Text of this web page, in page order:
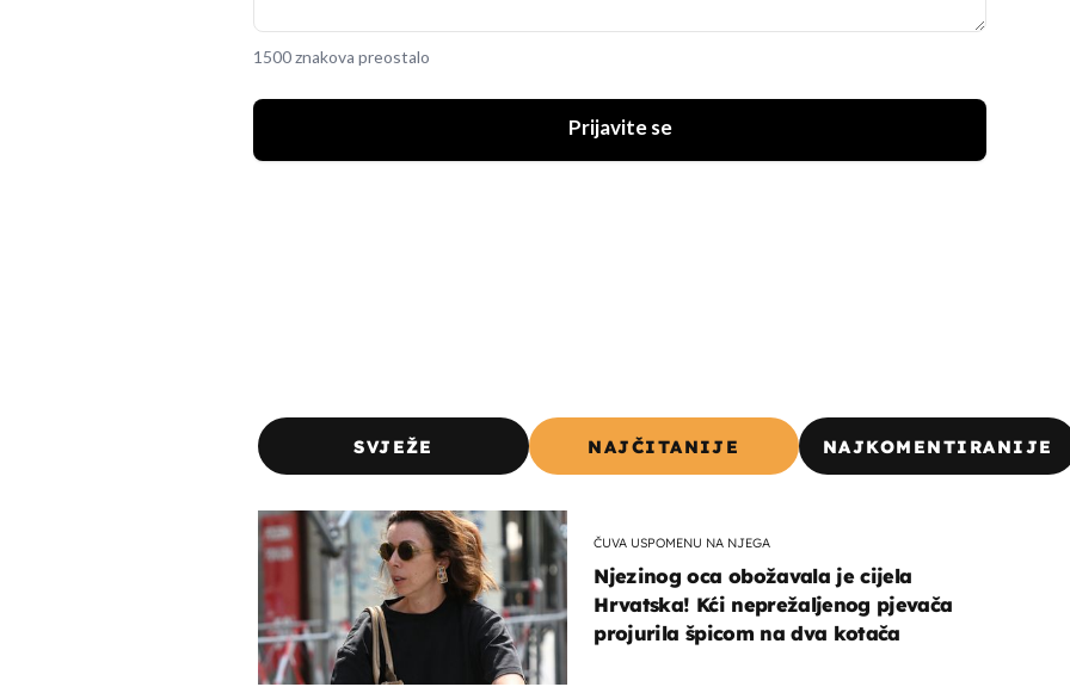
1500 znakova preostalo
Prijavite se
SVJEŽE NAJČITANIJE NAJKOMENTIRANIJE
ČUVA USPOMENU NA NJEGA
Njezinog oca obožavala je cijela
Hrvatska! Kći neprežaljenog pjevača
projurila špicom na dva kotača